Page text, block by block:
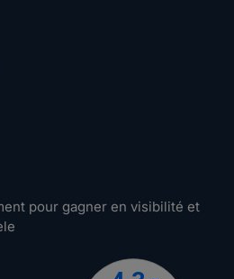
pour gagner en visibilité et